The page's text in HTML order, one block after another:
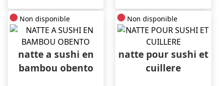
Non disponible
natte a sushi en
bambou obento
Non disponible
natte pour sushi et
cuillere